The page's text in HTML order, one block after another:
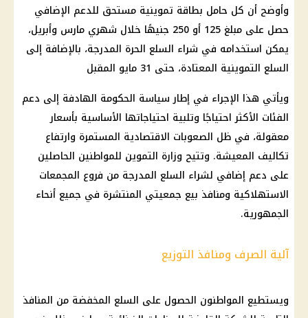
وأوضح أن كل حامل بطاقة تموينية مستحق للدعم الإضافي
حصل على مبلغ 125 أو 250 جنيهًا خلال شهري مارس وأبريل،
يمكن استخدامه في شراء السلع الحرة المدرجة، بالإضافة إلى
السلع التموينية المعتادة، حتى 31 مايو المقبل
ويأتي هذا الإجراء في إطار سياسة الحكومة الهادفة إلى دعم
الفئات الأكثر احتياجًا وتلبية احتياجاتها الأساسية بأسعار
معقولة، في ظل الصعوبات الاقتصادية المستمرة وارتفاع
تكاليف المعيشة. وتتيح وزارة التموين للمواطنين الحاصلين
على دعم إضافي لشراء السلع المدرجة من فروع المجمعات
الاستهلاكية ومنافذ بيع جمعيتي المنتشرة في جميع أنحاء
الجمهورية.
آلية الصرف ومنافذ التوزيع
ويستطيع المواطنون الحصول على السلع المخفضة من المنافذ